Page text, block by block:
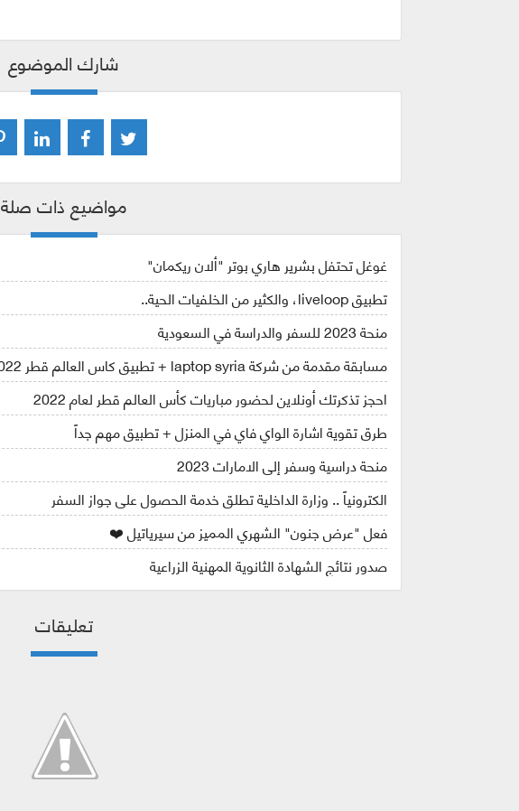
شارك الموضوع
مواضيع ذات صلة
غوغل تحتفل بشرير هاري بوتر "ألان ريكمان"
تطبيق liveloop، والكثير من الخلفيات الحية..
منحة 2023 للسفر والدراسة في السعودية
مسابقة مقدمة من شركة laptop syria + تطبيق كاس العالم قطر 2022
احجز تذكرتك أونلاين لحضور مباريات كأس العالم قطر لعام 2022
طرق تقوية اشارة الواي فاي في المنزل + تطبيق مهم جداً
منحة دراسية وسفر إلى الامارات 2023
الكترونياً .. وزارة الداخلية تطلق خدمة الحصول على جواز السفر
فعل "عرض جنون" الشهري المميز من سيرياتيل ❤️
صدور نتائج الشهادة الثانوية المهنية الزراعية
تعليقات